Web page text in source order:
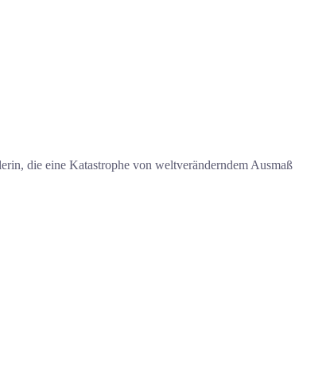
die eine Katastrophe von weltveränderndem Ausmaß